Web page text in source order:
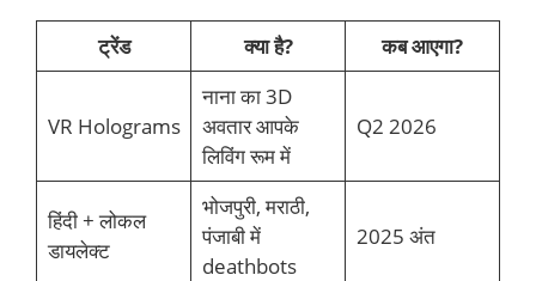
ट्रेंड क्या है? कब आएगा?
VR Holograms
नाना का 3D
अवतार आपके
लिविंग रूम में
Q2 2026
हिंदी + लोकल
डायलेक्ट
भोजपुरी, मराठी,
पंजाबी में
deathbots
2025 अंत